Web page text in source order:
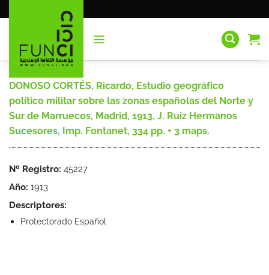
al
DONOSO CORTÉS, Ricardo, Estudio geográfico
político militar sobre las zonas españolas del Norte y
Sur de Marruecos, Madrid, 1913, J. Ruiz Hermanos
Sucesores, Imp. Fontanet, 334 pp. + 3 maps.
Nº Registro: 45227
Año: 1913
Descriptores:
Protectorado Español